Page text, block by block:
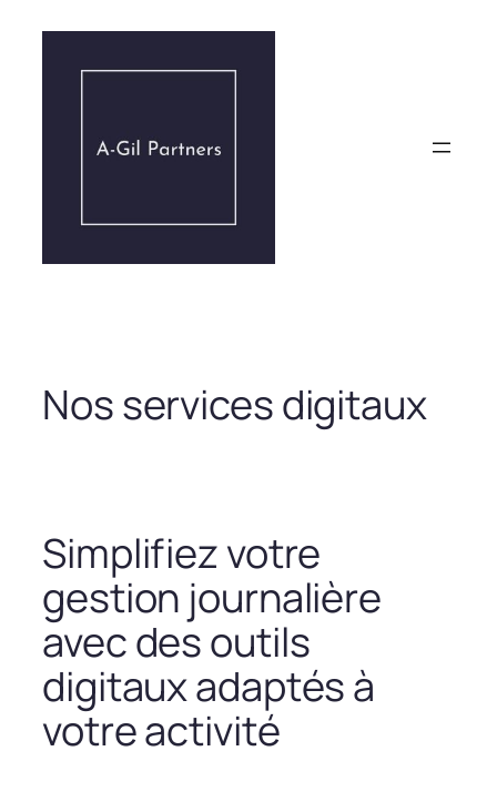
contenu
Nos services digitaux
Simplifiez votre
gestion journalière
avec des outils
digitaux adaptés à
votre activité